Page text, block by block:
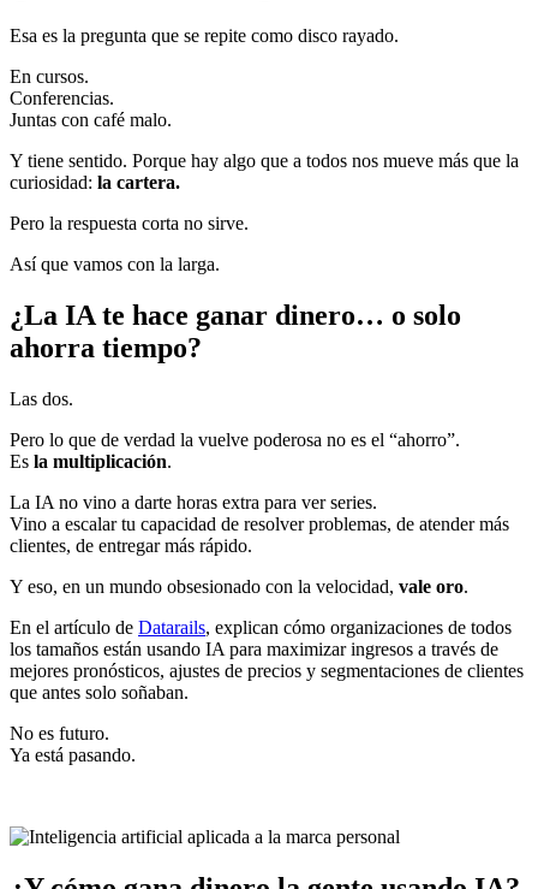
Esa es la pregunta que se repite como disco rayado.
En cursos.
Conferencias.
Juntas con café malo.
Y tiene sentido. Porque hay algo que a todos nos mueve más que la
curiosidad: la cartera.
Pero la respuesta corta no sirve.
Así que vamos con la larga.
¿La IA te hace ganar dinero… o solo
ahorra tiempo?
Las dos.
Pero lo que de verdad la vuelve poderosa no es el “ahorro”.
Es la multiplicación.
La IA no vino a darte horas extra para ver series.
Vino a escalar tu capacidad de resolver problemas, de atender más
clientes, de entregar más rápido.
Y eso, en un mundo obsesionado con la velocidad, vale oro.
En el artículo de Datarails, explican cómo organizaciones de todos
los tamaños están usando IA para maximizar ingresos a través de
mejores pronósticos, ajustes de precios y segmentaciones de clientes
que antes solo soñaban.
No es futuro.
Ya está pasando.